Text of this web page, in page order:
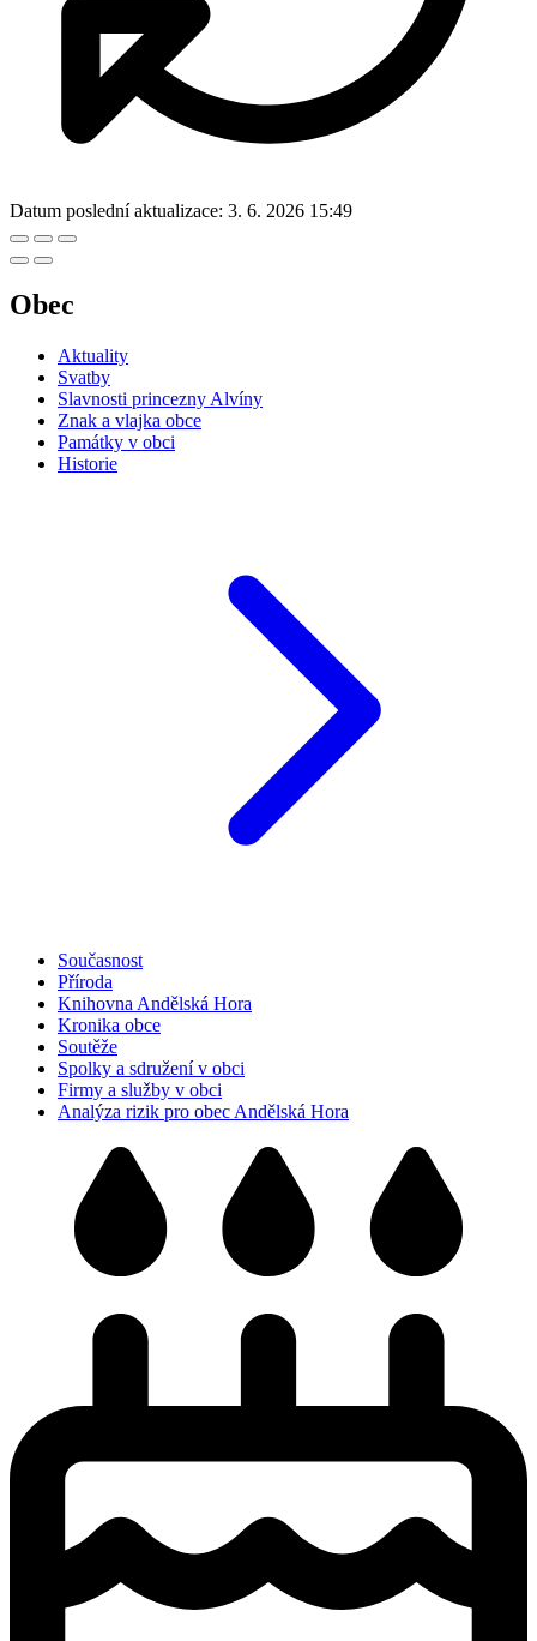
Datum poslední aktualizace: 3. 6. 2026 15:49
Obec
Aktuality
Svatby
Slavnosti princezny Alvíny
Znak a vlajka obce
Památky v obci
Historie
Současnost
Příroda
Knihovna Andělská Hora
Kronika obce
Soutěže
Spolky a sdružení v obci
Firmy a služby v obci
Analýza rizik pro obec Andělská Hora